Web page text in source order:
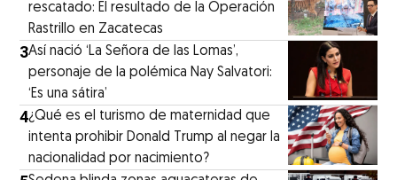
rescatado: El resultado de la Operación
Rastrillo en Zacatecas
3⁠Así nació ‘La Señora de las Lomas’,
personaje de la polémica Nay Salvatori:
‘Es una sátira’
4¿Qué es el turismo de maternidad que
intenta prohibir Donald Trump al negar la
nacionalidad por nacimiento?